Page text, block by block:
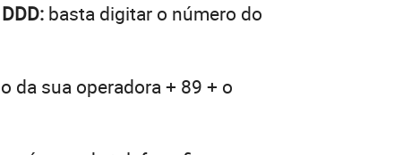
basta digitar o número do
da sua operadora + 89 + o